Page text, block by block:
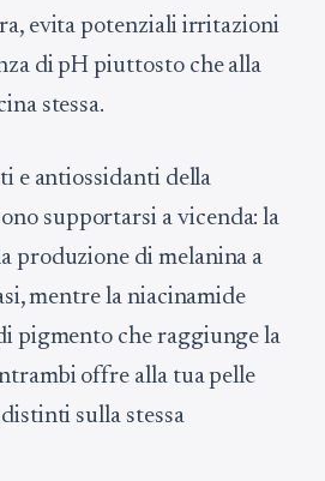
evita potenziali irritazioni
di pH piuttosto che alla
stessa.
e antiossidanti della
supportarsi a vicenda: la
produzione di melanina a
mentre la niacinamide
pigmento che raggiunge la
offre alla tua pelle
sulla stessa